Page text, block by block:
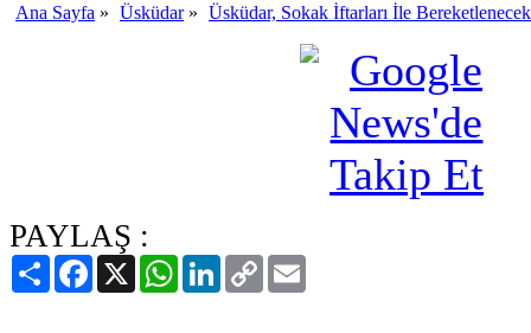
Ana Sayfa » Üsküdar» Üsküdar, Sokak İftarları İle Bereketlenecek
PAYLAŞ :
PaylaşFacebook
X WhatsAppLinkedIn
Copy
Link